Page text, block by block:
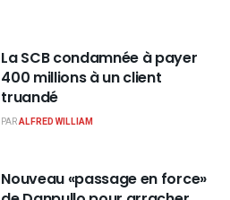
La SCB condamnée à payer
400 millions à un client
truandé
PARALFRED WILLIAM
Nouveau «passage en force»